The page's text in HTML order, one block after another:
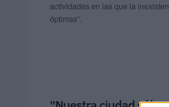
actividades en las que la
óptimas”.